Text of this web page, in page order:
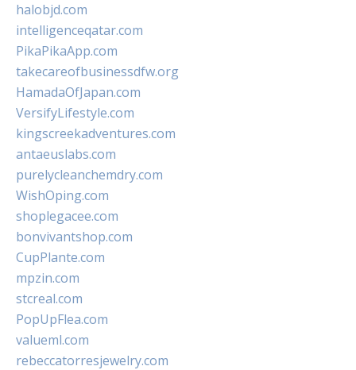
halobjd.com
intelligenceqatar.com
PikaPikaApp.com
takecareofbusinessdfw.org
HamadaOfJapan.com
VersifyLifestyle.com
kingscreekadventures.com
antaeuslabs.com
purelycleanchemdry.com
WishOping.com
shoplegacee.com
bonvivantshop.com
CupPlante.com
mpzin.com
stcreal.com
PopUpFlea.com
valueml.com
rebeccatorresjewelry.com